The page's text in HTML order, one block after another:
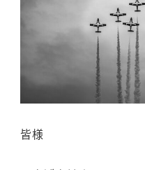
皆様